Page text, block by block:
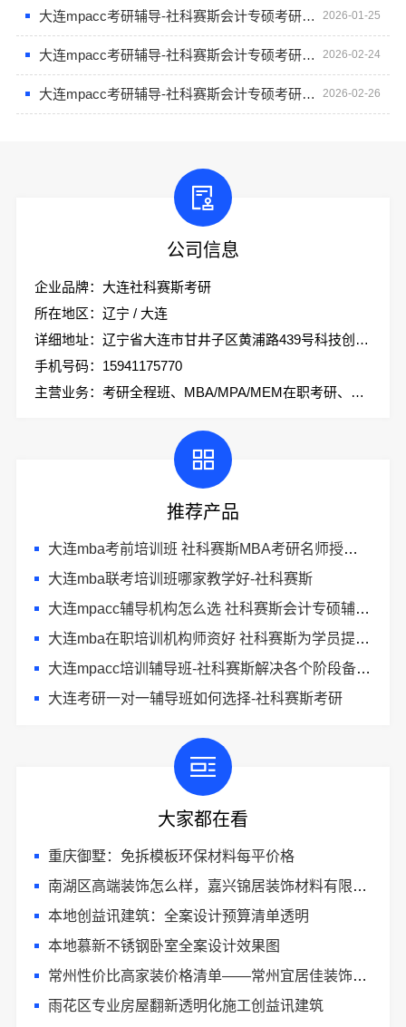
大连mpacc考研辅导-社科赛斯会计专硕考研专注考研18年 2026-01-25
大连mpacc考研辅导-社科赛斯会计专硕考研服务人才伴您成长 2026-02-24
大连mpacc考研辅导-社科赛斯会计专硕考研助你冲击目标名校 2026-02-26
公司信息
企业品牌：大连社科赛斯考研
所在地区：辽宁 / 大连
详细地址：辽宁省大连市甘井子区黄浦路439号科技创业大厦2楼社科赛斯考研
手机号码：15941175770
主营业务：考研全程班、MBA/MPA/MEM在职考研、会计专硕、考研集训营
推荐产品
大连mba考前培训班 社科赛斯MBA考研名师授课全程指导
大连mba联考培训班哪家教学好-社科赛斯
大连mpacc辅导机构怎么选 社科赛斯会计专硕辅导培训直冲名校
大连mba在职培训机构师资好 社科赛斯为学员提供优质的MBA教学服务
大连mpacc培训辅导班-社科赛斯解决各个阶段备考需求
大连考研一对一辅导班如何选择-社科赛斯考研
大家都在看
重庆御墅：免拆模板环保材料每平价格
南湖区高端装饰怎么样，嘉兴锦居装饰材料有限公司
本地创益讯建筑：全案设计预算清单透明
本地慕新不锈钢卧室全案设计效果图
常州性价比高家装价格清单——常州宜居佳装饰工程有限公司
雨花区专业房屋翻新透明化施工创益讯建筑